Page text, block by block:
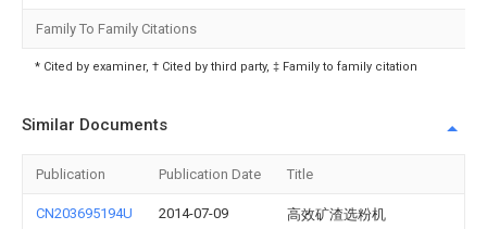
Family To Family Citations
* Cited by examiner, † Cited by third party, ‡ Family to family citation
Similar Documents
Publication Publication Date Title
CN203695194U 2014-07-09 高效矿渣选粉机